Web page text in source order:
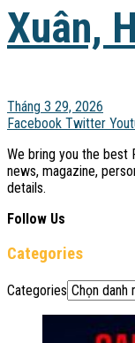
Xuân,
Tháng 3 29, 2026
Facebook Twitter
We bring you the
news, magazine,
details.
Follow Us
Categories
Categories